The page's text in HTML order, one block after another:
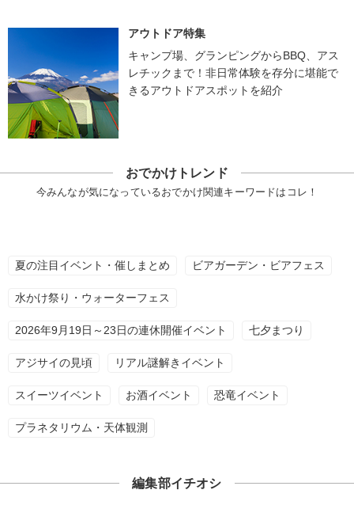
アウトドア特集
キャンプ場、グランピングからBBQ、アス
レチックまで！非日常体験を存分に堪能で
きるアウトドアスポットを紹介
おでかけトレンド
今みんなが気になっているおでかけ関連キーワードはコレ！
夏の注目イベント・催しまとめ ビアガーデン・ビアフェス
水かけ祭り・ウォーターフェス
2026年9月19日～23日の連休開催イベント 七夕まつり
アジサイの見頃 リアル謎解きイベント
スイーツイベント お酒イベント 恐竜イベント
プラネタリウム・天体観測
編集部イチオシ